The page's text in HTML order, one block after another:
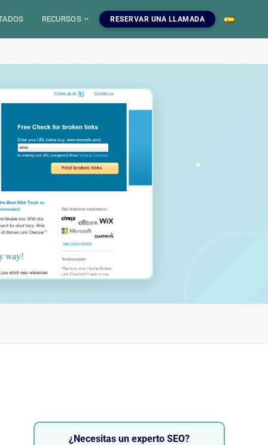
Nuestros servicios SEO
Campanas SEO, auditorias,
redaccion web y estrategia de
Ver nuestros servicios
RECURSOS
SEO
blog y
el SEO.
las herramientas
RESERVAR UNA LLAMADA
¿Necesitas un experto SEO?